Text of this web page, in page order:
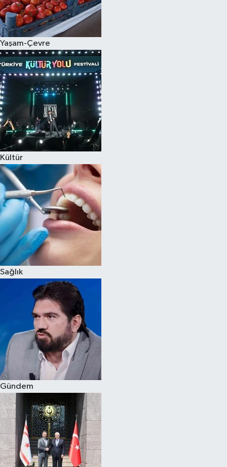
Yaşam-Çevre
Kültür
Sağlık
Gündem
Spor
Burç Yorumları
Çocuk
Eğitim
Hava Durumu
Kadın
Kim kimdir?
Kültür Sanat
Sağlık
Siyaset
Teknoloji
Televizyon
Yaşam-Çevre